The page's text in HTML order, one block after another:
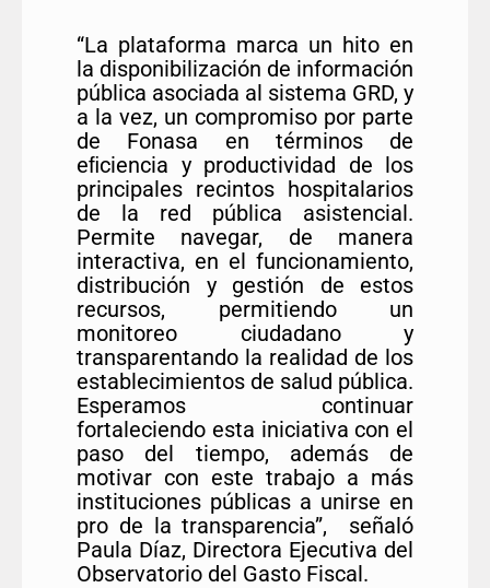
“La plataforma marca un hito en
la disponibilización de información
pública asociada al sistema GRD, y
a la vez, un compromiso por parte
de Fonasa en términos de
eﬁciencia y productividad de los
principales recintos hospitalarios
de la red pública asistencial.
Permite navegar, de manera
interactiva, en el funcionamiento,
distribución y gestión de estos
recursos, permitiendo un
monitoreo ciudadano y
transparentando la realidad de los
establecimientos de salud pública.
Esperamos continuar
fortaleciendo esta iniciativa con el
paso del tiempo, además de
motivar con este trabajo a más
instituciones públicas a unirse en
pro de la transparencia”, señaló
Paula Díaz, Directora Ejecutiva del
Observatorio del Gasto Fiscal.